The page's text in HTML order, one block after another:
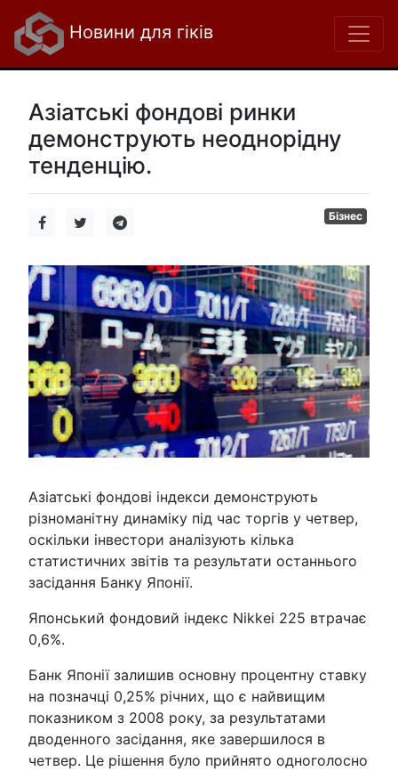
Новини для гіків
Азіатські фондові ринки
демонструють неоднорідну
тенденцію.
Бізнес
Азіатські фондові індекси демонструють
різноманітну динаміку під час торгів у четвер,
оскільки інвестори аналізують кілька
статистичних звітів та результати останнього
засідання Банку Японії.
Японський фондовий індекс Nikkei 225 втрачає
0,6%.
Банк Японії залишив основну процентну ставку
на позначці 0,25% річних, що є найвищим
показником з 2008 року, за результатами
дводенного засідання, яке завершилося в
четвер. Це рішення було прийнято одноголосно